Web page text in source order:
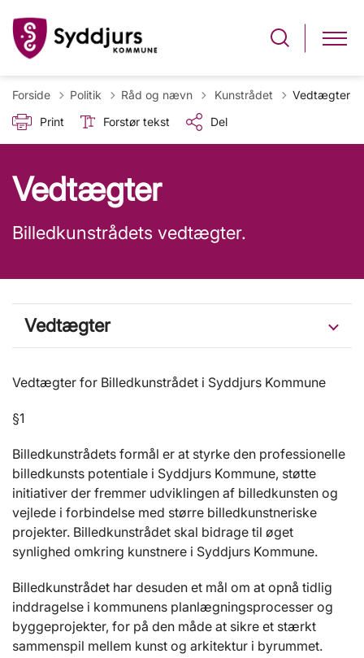
Forside Politik Råd og nævn Tilbage til
Kunstrådet
Vedtægter
Print
Forstør tekst Del
Vedtægter
Billedkunstrådets vedtægter.
Vedtægter
Vedtægter for Billedkunstrådet i Syddjurs Kommune
§1
Billedkunstrådets formål er at styrke den professionelle
billedkunsts potentiale i Syddjurs Kommune, støtte
initiativer der fremmer udviklingen af billedkunsten og
vejlede i forbindelse med større billedkunstneriske
projekter. Billedkunstrådet skal bidrage til øget
synlighed omkring kunstnere i Syddjurs Kommune.
Billedkunstrådet har desuden et mål om at opnå tidlig
inddragelse i kommunens planlægningsprocesser og
byggeprojekter, for på den måde at sikre et stærkt
sammenspil mellem kunst og arkitektur i byrummet.